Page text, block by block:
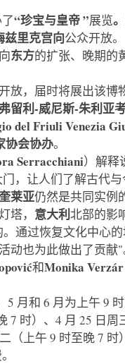
“珍宝与皇帝 ”展览
兹里克宫向公众开放。
东方的扩张、晚期的
放，届时将展出该博
弗留利-威尼斯-朱利亚
del Friuli Venezia
协会协办。
Serracchiani）解释
，让人们了解古代
莱亚仍然是共同实例
塔， 意大利北部的影
通过恢复文化中心
动也为此做出了贡献"
和Monika Verzár
月和 6 月为上午 9
时）、4 月 25 日周
（上午 9 时至晚 7 时